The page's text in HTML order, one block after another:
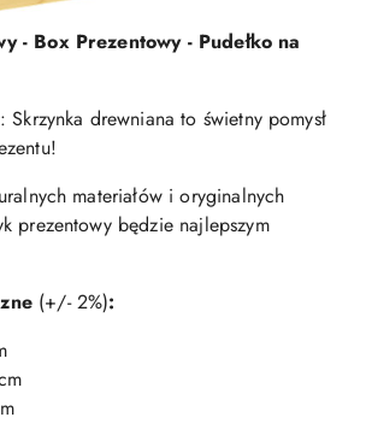
- Box Prezentowy - Pudełko na
Skrzynka drewniana to świetny pomysł
materiałów i oryginalnych
prezentowy będzie najlepszym
(+/- 2%):